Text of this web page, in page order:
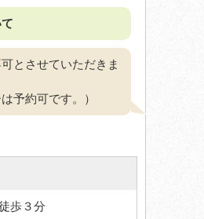
とさせていただきま
予約可です。）
歩３分